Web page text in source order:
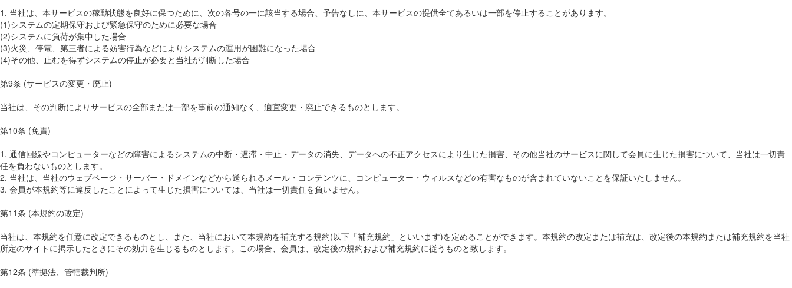
1. 当社は、本サービスの稼動状態を良好に保つために、次の各号の一に該当する場合、予告なしに、本サービスの提供全てあるいは一部を停止することがあります。
(1)システムの定期保守および緊急保守のために必要な場合
(2)システムに負荷が集中した場合
(3)火災、停電、第三者による妨害行為などによりシステムの運用が困難になった場合
(4)その他、止むを得ずシステムの停止が必要と当社が判断した場合
第9条 (サービスの変更・廃止)
当社は、その判断によりサービスの全部または一部を事前の通知なく、適宜変更・廃止できるものとします。
第10条 (免責)
1. 通信回線やコンピューターなどの障害によるシステムの中断・遅滞・中止・データの消失、データへの不正アクセスにより生じた損害、その他当社のサービスに関して会員に生じた損害について、当社は一切責
任を負わないものとします。
2. 当社は、当社のウェブページ・サーバー・ドメインなどから送られるメール・コンテンツに、コンピューター・ウィルスなどの有害なものが含まれていないことを保証いたしません。
3. 会員が本規約等に違反したことによって生じた損害については、当社は一切責任を負いません。
第11条 (本規約の改定)
当社は、本規約を任意に改定できるものとし、また、当社において本規約を補充する規約(以下「補充規約」といいます)を定めることができます。本規約の改定または補充は、改定後の本規約または補充規約を当社
所定のサイトに掲示したときにその効力を生じるものとします。この場合、会員は、改定後の規約および補充規約に従うものと致します。
第12条 (準拠法、管轄裁判所)